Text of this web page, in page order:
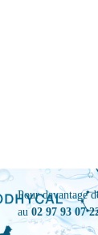
Pour davantage
au02 97 93 07